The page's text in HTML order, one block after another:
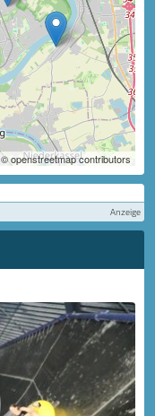
openstreetmap contributors
Anzeige